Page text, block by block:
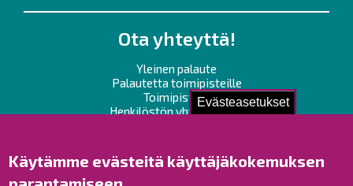
Evästeasetukset
Käytämme evästeitä käyttäjäkokemuksen
Ota yhteyttä!
Yleinen palaute
Palautetta toimipisteille
Toimipisteet
Henkilöstön yhteystiedot
Raahe Facebookissa